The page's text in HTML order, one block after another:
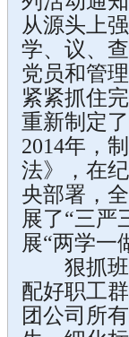
从源头上
学、议、
党员和管
紧紧抓住
重新制定
2014年，
法》，在
央部署，
展了“三严
展“两学一
狠抓班
配好职工
团公司所